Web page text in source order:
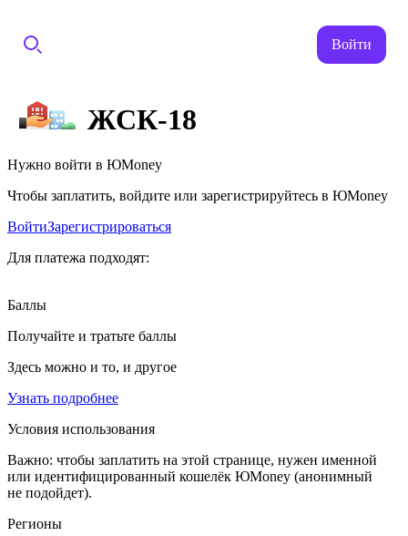
Войти
ЖСК-18
Нужно войти в ЮMoney
Чтобы заплатить, войдите или зарегистрируйтесь в ЮMoney
ВойтиЗарегистрироваться
Для платежа подходят:
Баллы
Получайте и тратьте баллы
Здесь можно и то, и другое
Узнать подробнее
Условия использования
Важно: чтобы заплатить на этой странице, нужен именной
или идентифицированный кошелёк ЮMoney (анонимный
не подойдет).
Регионы